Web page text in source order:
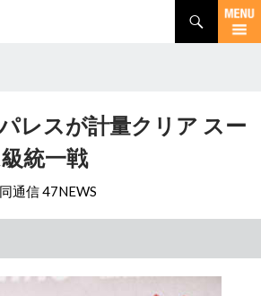
レスが計量クリア スー
統一戦
通信 47NEWS